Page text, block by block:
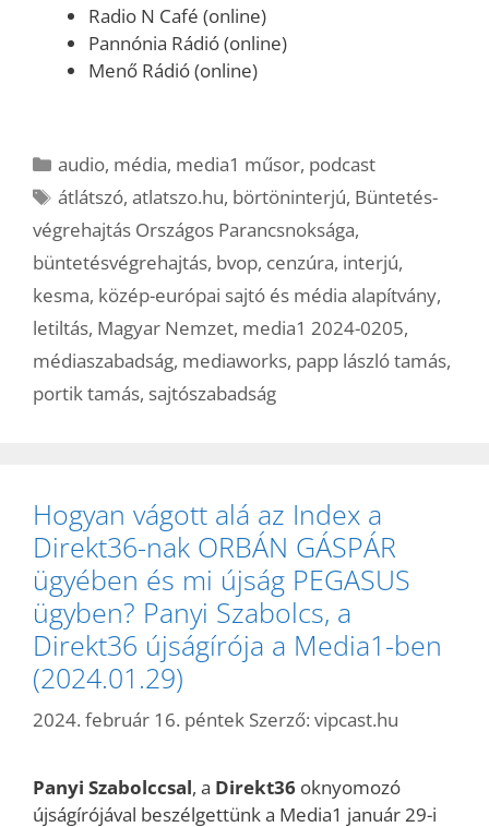
Radio N Café (online)
Pannónia Rádió (online)
Menő Rádió (online)
Kategória
audio, média, media1 műsor, podcast
Címkék
átlátszó,atlatszo.hu, börtöninterjú, Büntetés-
végrehajtás Országos Parancsnoksága,
büntetésvégrehajtás, bvop, cenzúra, interjú,
kesma, közép-európai sajtó és média alapítvány,
letiltás, Magyar Nemzet, media1 2024-0205,
médiaszabadság, mediaworks, papp lászló tamás,
portik tamás, sajtószabadság
Hogyan vágott alá az Index a
Direkt36-nak ORBÁN GÁSPÁR
ügyében és mi újság PEGASUS
ügyben? Panyi Szabolcs, a
Direkt36 újságírója a Media1-ben
(2024.01.29)
2024. február 16. péntek Szerző: vipcast.hu
Panyi Szabolccsal, a Direkt36 oknyomozó
újságírójával beszélgettünk a Media1 január 29-i